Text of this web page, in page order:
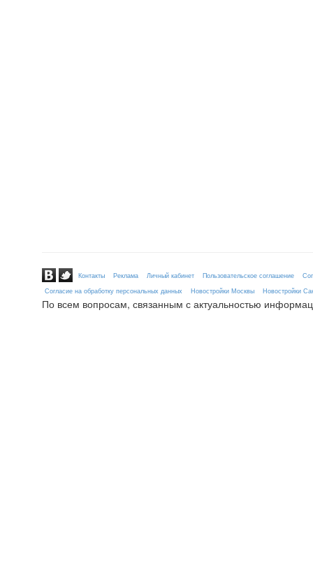
Контакты Реклама Личный кабинет Пользовательское соглашение
Согласие на обработку персональных данных
Новостройки Москвы Новостройки
По всем вопросам, связанным с актуальностью